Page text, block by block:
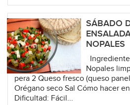
SÁBADO
NOPALES
Nopales
pera 2 Queso fresco (queso
Orégano seco Sal Cómo hacer
Dificultad: Fácil...